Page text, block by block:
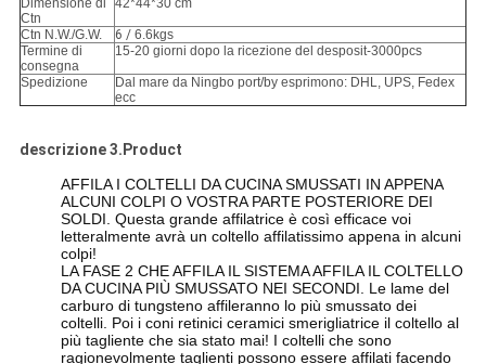
Dimensione di
Ctn
42*44*30 cm
Ctn N.W./G.W. 6 / 6.6kgs
Termine di
consegna
15-20 giorni dopo la ricezione del desposit-3000pcs
Spedizione
Dal mare da Ningbo port/by esprimono: DHL, UPS, Fedex
ecc
descrizione 3.Product
AFFILA I COLTELLI DA CUCINA SMUSSATI IN APPENA
ALCUNI COLPI O VOSTRA PARTE POSTERIORE DEI
SOLDI. Questa grande affilatrice è così efficace voi
letteralmente avrà un coltello affilatissimo appena in alcuni
colpi!
LA FASE 2 CHE AFFILA IL SISTEMA AFFILA IL COLTELLO
DA CUCINA PIÙ SMUSSATO NEI SECONDI. Le lame del
carburo di tungsteno affileranno lo più smussato dei
coltelli. Poi i coni retinici ceramici smerigliatrice il coltello al
più tagliente che sia stato mai! I coltelli che sono
ragionevolmente taglienti possono essere affilati facendo